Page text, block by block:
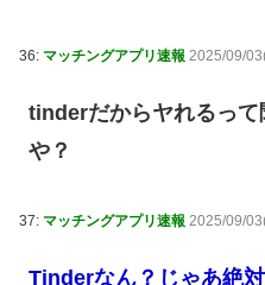
36: マッチングアプリ速報 2025/09/
tinderだからヤれるっ
や？
37: マッチングアプリ速報 2025/09/
Tinderなん？じゃあ絶